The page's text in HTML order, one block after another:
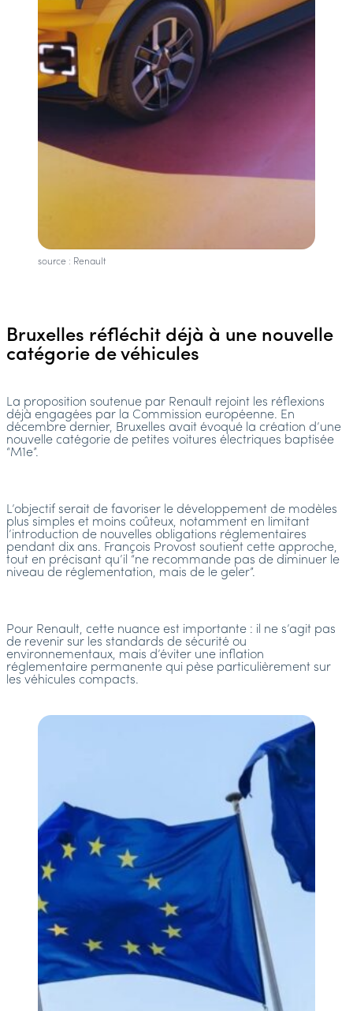
source : Renault
Bruxelles réfléchit déjà à une nouvelle
catégorie de véhicules
La proposition soutenue par Renault rejoint les réflexions
déjà engagées par la Commission européenne. En
décembre dernier, Bruxelles avait évoqué la création d’une
nouvelle catégorie de petites voitures électriques baptisée
“M1e”.
L’objectif serait de favoriser le développement de modèles
plus simples et moins coûteux, notamment en limitant
l’introduction de nouvelles obligations réglementaires
pendant dix ans. François Provost soutient cette approche,
tout en précisant qu’il “ne recommande pas de diminuer le
niveau de réglementation, mais de le geler”.
Pour Renault, cette nuance est importante : il ne s’agit pas
de revenir sur les standards de sécurité ou
environnementaux, mais d’éviter une inflation
réglementaire permanente qui pèse particulièrement sur
les véhicules compacts.